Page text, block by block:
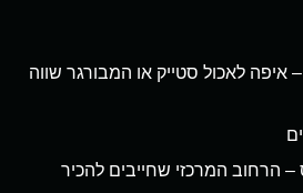
לאכול סטייק או המבורגר שווה
הרחוב המרכזי שחייבים להכיר